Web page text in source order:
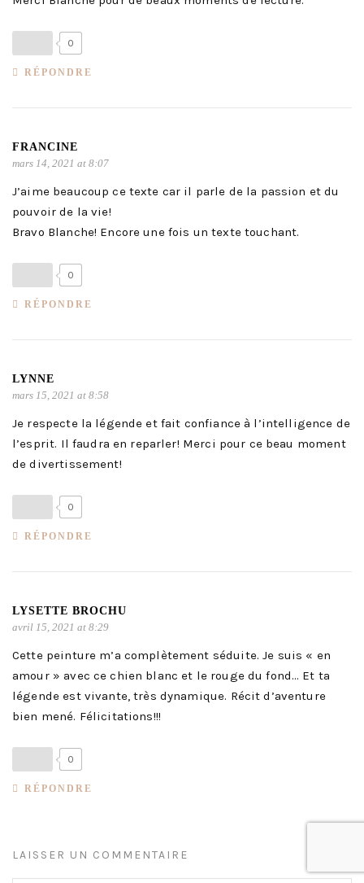
0
RÉPONDRE
FRANCINE
mars 14, 2021 at 8:07
J’aime beaucoup ce texte car il parle de la passion et du
pouvoir de la vie!
Bravo Blanche! Encore une fois un texte touchant.
0
RÉPONDRE
LYNNE
mars 15, 2021 at 8:58
Je respecte la légende et fait confiance à l’intelligence de
l’esprit. Il faudra en reparler! Merci pour ce beau moment
de divertissement!
0
RÉPONDRE
LYSETTE BROCHU
avril 15, 2021 at 8:29
Cette peinture m’a complètement séduite. Je suis « en
amour » avec ce chien blanc et le rouge du fond… Et ta
légende est vivante, très dynamique. Récit d’aventure
bien mené. Félicitations!!!
0
RÉPONDRE
LAISSER UN COMMENTAIRE